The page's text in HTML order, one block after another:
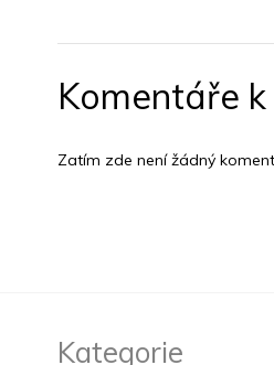
Komentáře
Zatím zde není žádný
Kategorie